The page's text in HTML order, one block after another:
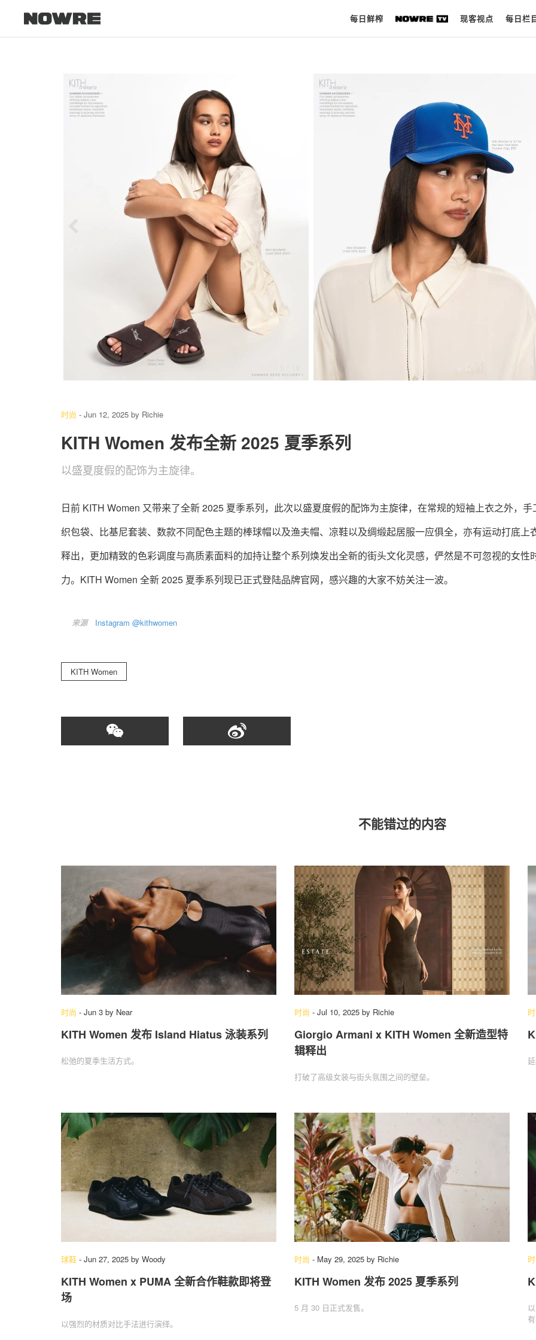
每日鲜榨 现客视点 每日栏
现客视点
每日栏目
时 尚
球 鞋
生 活
科 技
联系我们
6 / 18 / 18
时尚 - Jun 12, 2025 by Richie
KITH Women 发布全新 2025 夏季系列
以盛夏度假的配饰为主旋律。
日前 KITH Women 又带来了全新 2025 夏季系列，此次以盛夏度假的配饰为主旋律，在常规的短袖上衣之外，手
织包袋、比基尼套装、数款不同配色主题的棒球帽以及渔夫帽、凉鞋以及绸缎起居服一应俱全，亦有运动打底上
释出，更加精致的色彩调度与高质素面料的加持让整个系列焕发出全新的街头文化灵感，俨然是不可忽视的女性
力。KITH Women 全新 2025 夏季系列现已正式登陆品牌官网，感兴趣的大家不妨关注一波。
来源 Instagram @kithwomen
KITH Women
不能错过的内容
时尚 - Jun 3 by Near
KITH Women 发布 Island Hiatus 泳装系列
松弛的夏季生活方式。
时尚 - Jul 10, 2025 by Richie
Giorgio Armani x KITH Women 全新造型特
辑释出
打破了高级女装与街头氛围之间的壁垒。
球鞋 - Jun 27, 2025 by Woody
KITH Women x PUMA 全新合作鞋款即将登
场
以强烈的材质对比手法进行演绎。
时尚 - May 29, 2025 by Richie
KITH Women 发布 2025 夏季系列
5 月 30 日正式发售。